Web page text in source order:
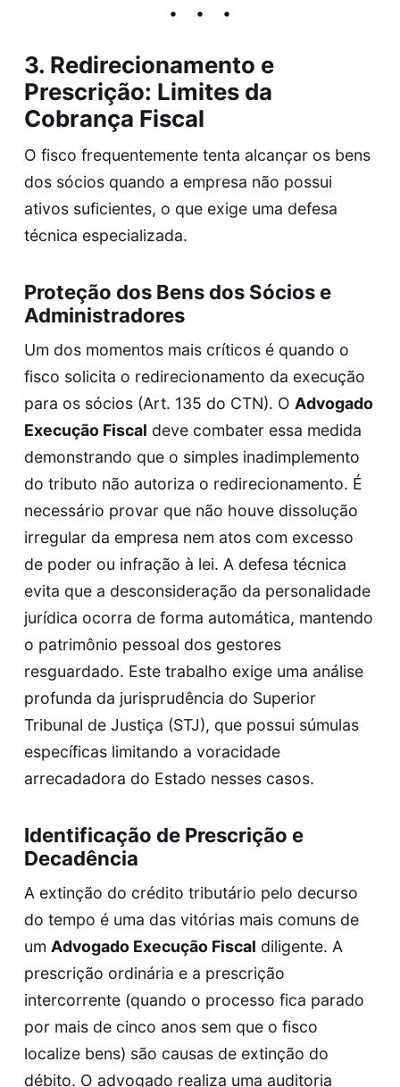
3. Redirecionamento e
Prescrição: Limites da
Cobrança Fiscal
O fisco frequentemente tenta alcançar os bens
dos sócios quando a empresa não possui
ativos suficientes, o que exige uma defesa
técnica especializada.
Proteção dos Bens dos Sócios e
Administradores
Um dos momentos mais críticos é quando o
fisco solicita o redirecionamento da execução
para os sócios (Art. 135 do CTN). O Advogado
Execução Fiscal deve combater essa medida
demonstrando que o simples inadimplemento
do tributo não autoriza o redirecionamento. É
necessário provar que não houve dissolução
irregular da empresa nem atos com excesso
de poder ou infração à lei. A defesa técnica
evita que a desconsideração da personalidade
jurídica ocorra de forma automática, mantendo
o patrimônio pessoal dos gestores
resguardado. Este trabalho exige uma análise
profunda da jurisprudência do Superior
Tribunal de Justiça (STJ), que possui súmulas
específicas limitando a voracidade
arrecadadora do Estado nesses casos.
Identificação de Prescrição e
Decadência
A extinção do crédito tributário pelo decurso
do tempo é uma das vitórias mais comuns de
um Advogado Execução Fiscal diligente. A
prescrição ordinária e a prescrição
intercorrente (quando o processo fica parado
por mais de cinco anos sem que o fisco
localize bens) são causas de extinção do
débito. O advogado realiza uma auditoria